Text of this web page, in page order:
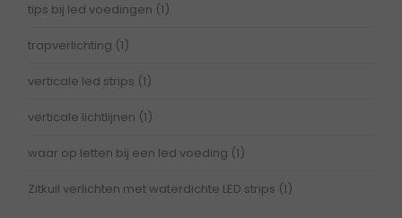
tips bij led voedingen (1)
trapverlichting (1)
verticale led strips (1)
verticale lichtlijnen (1)
waar op letten bij een led voeding (1)
Zitkuil verlichten met waterdichte LED strips (1)